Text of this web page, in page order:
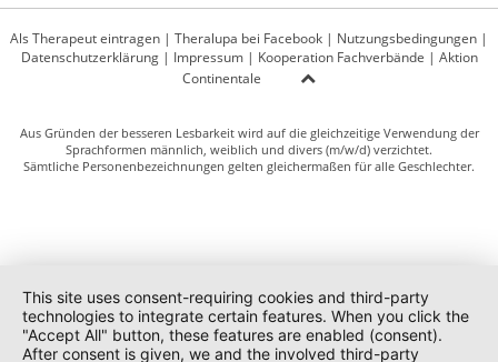
Als Therapeut eintragen | Theralupa bei Facebook | Nutzungsbedingungen |
Datenschutzerklärung| Impressum| Kooperation Fachverbände | Aktion
Continentale
Aus Gründen der besseren Lesbarkeit wird auf die gleichzeitige Verwendung der
Sprachformen männlich, weiblich und divers (m/w/d) verzichtet.
Sämtliche Personenbezeichnungen gelten gleichermaßen für alle Geschlechter.
This site uses consent-requiring cookies and third-party
technologies to integrate certain features. When you click the
"Accept All" button, these features are enabled (consent).
After consent is given, we and the involved third-party